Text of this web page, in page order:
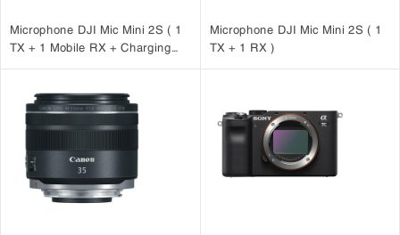
Microphone DJI Mic Mini 2S ( 1
TX + 1 Mobile RX + Charging
Microphone DJI Mic Mini 2S ( 1
TX + 1 RX )